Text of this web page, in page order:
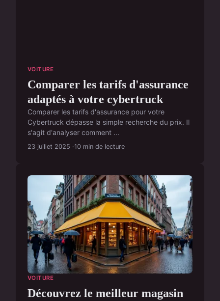
VOITURE
Comparer les tarifs d'assurance
adaptés à votre cybertruck
Comparer les tarifs d'assurance pour votre
Cybertruck dépasse la simple recherche du prix. Il
s'agit d'analyser comment ...
23 juillet 2025 10 min de lecture
VOITURE
Découvrez le meilleur magasin